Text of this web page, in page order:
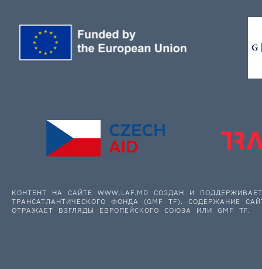
КОНТЕНТ НА САЙТЕ WWW.LAF.MD СОЗДАН И
ТРАНСАТЛАНТИЧЕСКОГО ФОНДА (GMF TF). СОДЕРЖАНИЕ
ОТРАЖАЕТ ВЗГЛЯДЫ ЕВРОПЕЙСКОГО СОЮЗА ИЛИ GMF TF.